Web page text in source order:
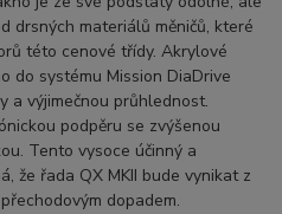
drsných materiálů měničů, které
této cenové třídy. Akrylové
do systému Mission DiaDrive
a výjimečnou průhlednost.
podpěru se zvýšenou
Tento vysoce účinný a
že řada QX MKII bude vynikat z
dopadem.